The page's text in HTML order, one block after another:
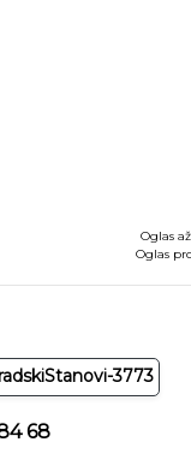
Oglas
Oglas
3773
68